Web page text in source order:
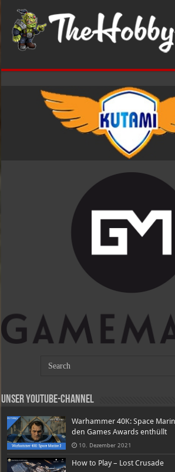
Unser Youtube-Channel
Warhammer 40K: Space
den Games Awards enthüllt
10. Dezember 2021
How to Play – Lost Crusade